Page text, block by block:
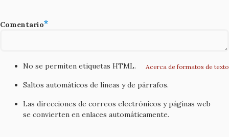
Comentario
Acerca de formatos de texto
No se permiten etiquetas HTML.
Saltos automáticos de líneas y de párrafos.
Las direcciones de correos electrónicos y páginas web
se convierten en enlaces automáticamente.